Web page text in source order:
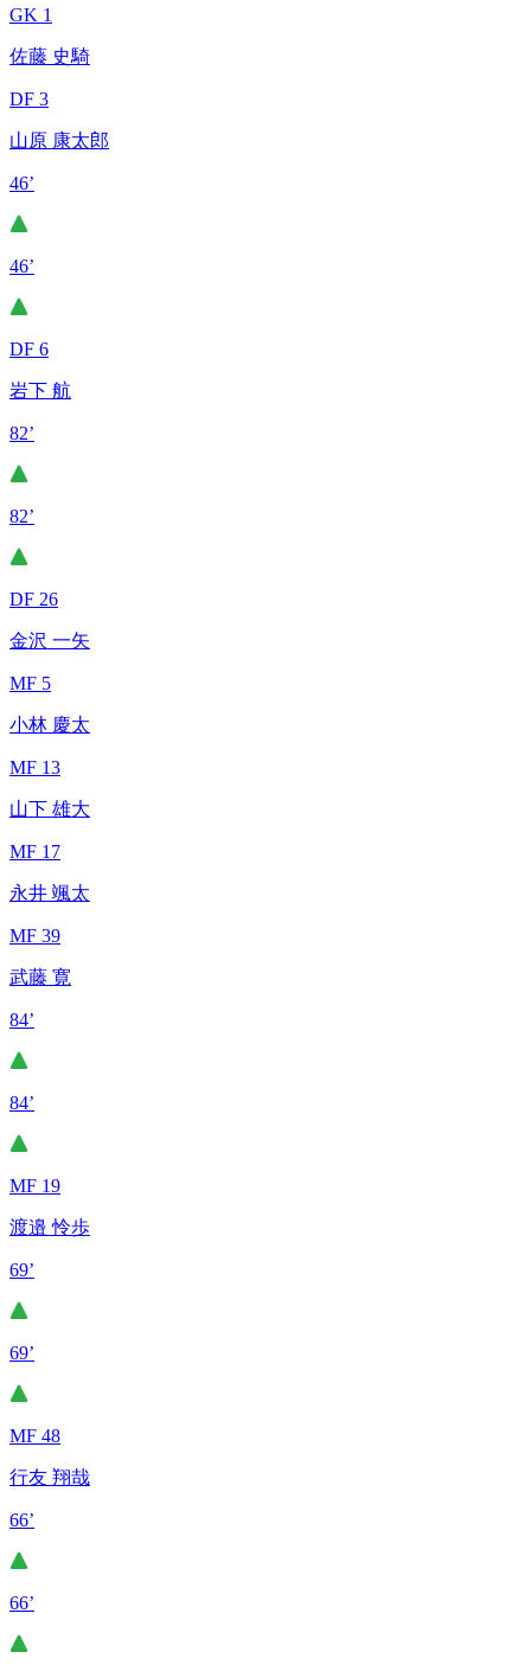
GK 1
佐藤 史騎
DF 3
山原 康太郎
46’
46’
DF 6
岩下 航
82’
82’
DF 26
金沢 一矢
MF 5
小林 慶太
MF 13
山下 雄大
MF 17
永井 颯太
MF 39
武藤 寛
84’
84’
MF 19
渡邉 怜歩
69’
69’
MF 48
行友 翔哉
66’
66’